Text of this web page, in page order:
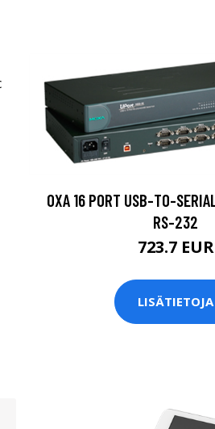
OXA 16 PORT USB-TO-
RS-232
723.7 EUR
LISÄTIETOJA